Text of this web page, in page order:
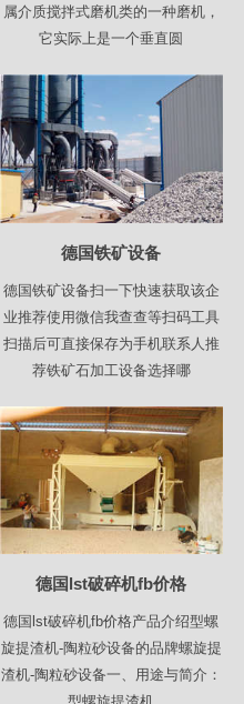
属介质搅拌式磨机类的一种磨机，
它实际上是一个垂直圆
德国铁矿设备
德国铁矿设备扫一下快速获取该企
业推荐使用微信我查查等扫码工具
扫描后可直接保存为手机联系人推
荐铁矿石加工设备选择哪
德国lst破碎机fb价格
德国lst破碎机fb价格产品介绍型螺
旋提渣机-陶粒砂设备的品牌螺旋提
渣机-陶粒砂设备一、用途与简介：